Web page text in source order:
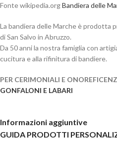
Fonte wikipedia.orgBandiera delle
La bandiera delle Marche è prodotta
di San Salvo in Abruzzo.
Da 50 anni la nostra famiglia con
cucitura e alla rifinitura di bandiere.
PER CERIMONIALI E
GONFALONI E LABARI
Informazioni aggiuntive
GUIDA PRODOTTI